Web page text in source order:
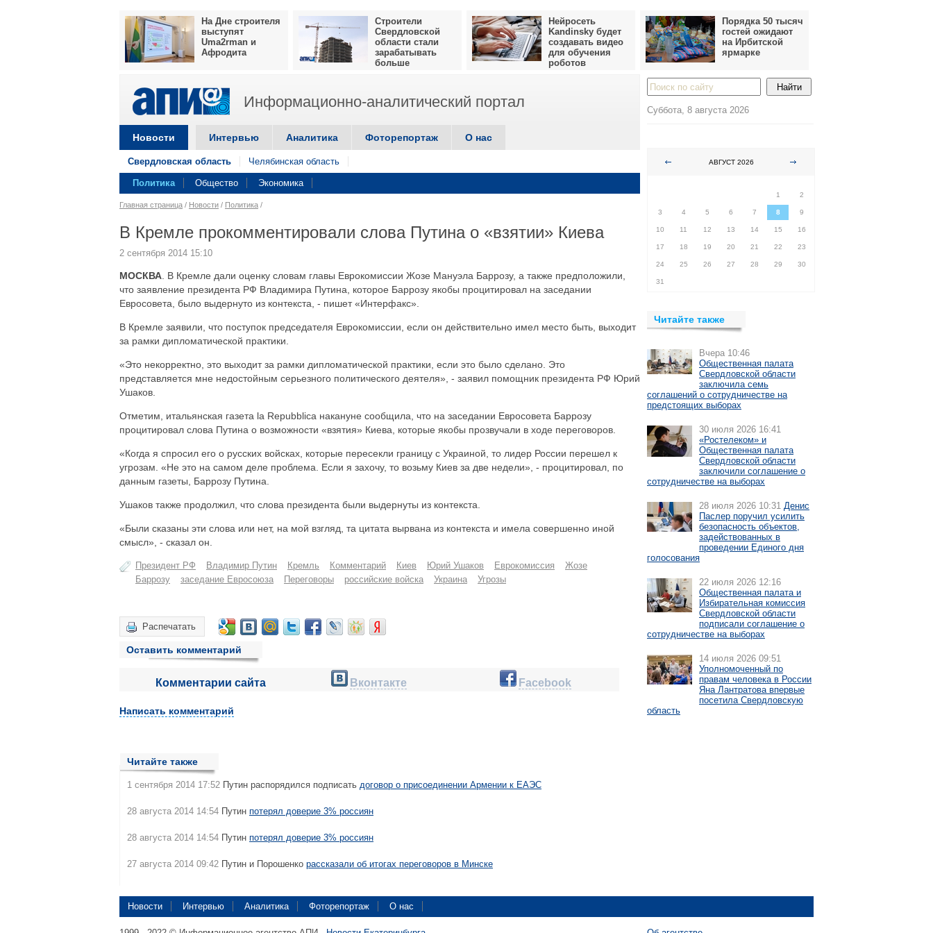
На Дне строителя
выступят
Uma2rman и
Афродита
Строители
Свердловской
области стали
зарабатывать
больше
Нейросеть
Kandinsky будет
создавать видео
для обучения
роботов
Порядка 50 тысяч
гостей ожидают
на Ирбитской
ярмарке
Информационно-аналитический портал
Новости Интервью Аналитика Фоторепортаж О нас
Свердловская область Челябинская область
Политика Общество Экономика
Главная страница / Новости / Политика /
В Кремле прокомментировали слова Путина о «взятии» Киева
2 сентября 2014 15:10
МОСКВА . В Кремле дали оценку словам главы Еврокомиссии Жозе Мануэла Баррозу, а также предположили,
что заявление президента РФ Владимира Путина, которое Баррозу якобы процитировал на заседании
Евросовета, было выдернуто из контекста, - пишет «Интерфакс».
В Кремле заявили, что поступок председателя Еврокомиссии, если он действительно имел место быть, выходит
за рамки дипломатической практики.
«Это некорректно, это выходит за рамки дипломатической практики, если это было сделано. Это
представляется мне недостойным серьезного политического деятеля», - заявил помощник президента РФ Юрий
Ушаков.
Отметим, итальянская газета la Repubblica накануне сообщила, что на заседании Евросовета Баррозу
процитировал слова Путина о возможности «взятия» Киева, которые якобы прозвучали в ходе переговоров.
«Когда я спросил его о русских войсках, которые пересекли границу с Украиной, то лидер России перешел к
угрозам. «Не это на самом деле проблема. Если я захочу, то возьму Киев за две недели», - процитировал, по
данным газеты, Баррозу Путина.
Ушаков также продолжил, что слова президента были выдернуты из контекста.
«Были сказаны эти слова или нет, на мой взгляд, та цитата вырвана из контекста и имела совершенно иной
смысл», - сказал он.
Президент РФ Владимир Путин Кремль Комментарий Киев Юрий Ушаков Еврокомиссия
Жозе
Баррозу
заседание Евросоюза Переговоры российские войска Украина Угрозы
Распечатать
Оставить комментарий
Комментарии сайта Вконтакте Facebook
Написать комментарий
Читайте также
1 сентября 2014 17:52 Путин распорядился подписать договор о присоединении Армении к ЕАЭС
28 августа 2014 14:54 Путин потерял доверие 3% россиян
28 августа 2014 14:54 Путин потерял доверие 3% россиян
27 августа 2014 09:42 Путин и Порошенко рассказали об итогах переговоров в Минске
Суббота, 8 августа 2026
АВГУСТ 2026
1
2
3 4 5 6 7 8 9
10 11 12 13 14 15 16
17 18 19 20 21 22 23
24 25 26 27 28 29 30
31
Читайте также
Вчера 10:46
Общественная палата
Свердловской области
заключила семь
соглашений о сотрудничестве на
предстоящих выборах
30 июля 2026 16:41
«Ростелеком» и
Общественная палата
Свердловской области
заключили соглашение о
сотрудничестве на выборах
28 июля 2026 10:31 Денис
Паслер поручил усилить
безопасность объектов,
задействованных в
проведении Единого дня
голосования
22 июля 2026 12:16
Общественная палата и
Избирательная комиссия
Свердловской области
подписали соглашение о
сотрудничестве на выборах
14 июля 2026 09:51
Уполномоченный по
правам человека в России
Яна Лантратова впервые
посетила Свердловскую
область
Новости Интервью Аналитика Фоторепортаж О нас